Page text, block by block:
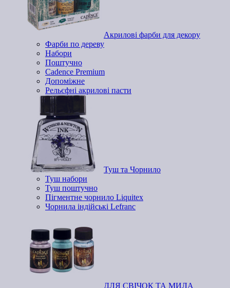
Акрилові фарби для декору
Фарби по дереву
Набори
Поштучно
Cadence Premium
Допоміжне
Рельєфні акрилові пасти
Туш та Чорнило
Туш набори
Туш поштучно
Пігментне чорнило Liquitex
Чорнила індійські Lefranc
ДЛЯ СВІЧОК ТА МИЛА